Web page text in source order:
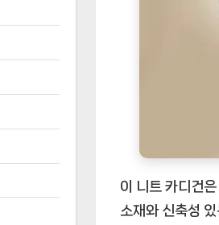
이 니트 카디건
소재와 신축성